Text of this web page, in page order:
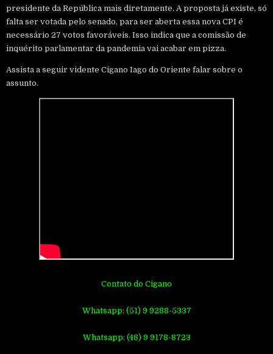
presidente da República mais diretamente. A proposta já existe, só
falta ser votada pelo senado, para ser aberta essa nova CPI é
necessário 27 votos favoráveis. Isso indica que a comissão de
inquérito parlamentar da pandemia vai acabar em pizza.
Assista a seguir vidente Cigano Iago do Oriente falar sobre o
assunto.
Contato do Cigano
Whatsapp: (51) 9 9288-5337
Whatsapp: (48) 9 9178-8723